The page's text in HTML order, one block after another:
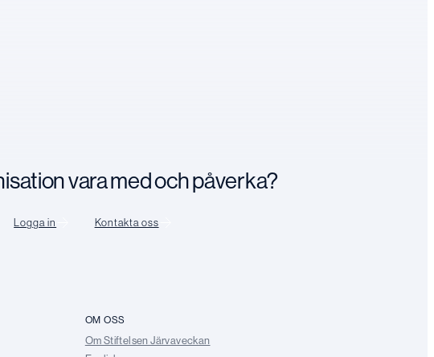
vara med och påverka?
Logga in Kontakta oss
OM OSS
Om Stiftelsen Järvaveckan